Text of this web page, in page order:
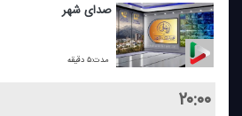
صدای شهر
مدت:۵ دقیقه
۲۰:۰۰